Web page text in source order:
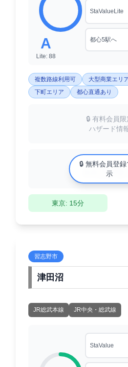
A
Lite: 88
StaValueLite
都心5駅へ
複数路線利用可 大型商業エリ
下町エリア
都心直通あり
🔒 有料会員限
ハザード情
中古マンション
XX万円/
🔒 無料会員登
示
東京: 15分
習志野市
津田沼
JR総武本線 JR中央・総武線
StaValue